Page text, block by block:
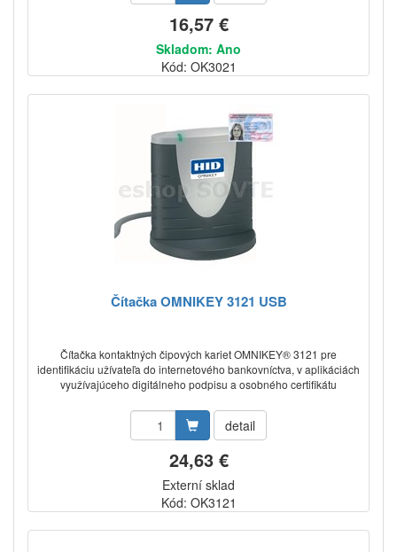
16,57 €
Skladom: Ano
Kód: OK3021
Čítačka OMNIKEY 3121 USB
Čítačka kontaktných čipových kariet OMNIKEY® 3121 pre
identifikáciu užívateľa do internetového bankovníctva, v aplikáciách
využívajúceho digitálneho podpisu a osobného certifikátu
detail
24,63 €
Externí sklad
Kód: OK3121